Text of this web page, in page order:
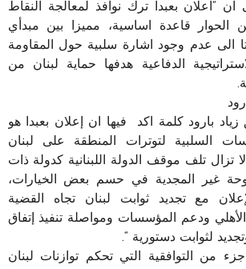
ان “اعلان بعبدا ترك نوافذ لمعالجة النقاط
الحوار قاعدة اساسية، مميزا بين مبدأي
الى عدم وجود اشارة سلبية حول المقاومة
الدفاعية هدفها حماية لبنان من
زياد بارود كلمة اكد فيها ان إعلان بعبدا هو
السلبية لتوترات المنطقة على لبنان
تزال تلف موقف الدولة اللبنانية كدولة ذات
غير المجدية في حسم بعض الخيارات،
مع تجديد ثوابت لبنان تجاه القضية
ودعم المؤسسات ومواصلة تنفيذ إتفاق
لثوابت دستورية “.
من التوافقية التي تحكم توازنات لبنان